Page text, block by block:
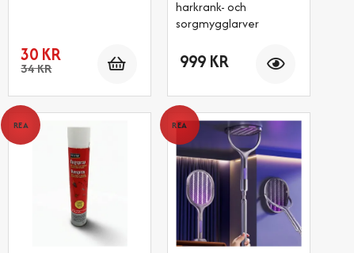
30 KR
34 KR
harkrank- och
sorgmygglarver
999 KR
REA REA